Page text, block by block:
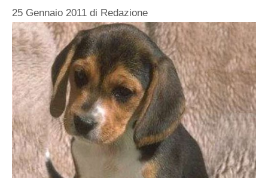
25 Gennaio 2011 di Redazione